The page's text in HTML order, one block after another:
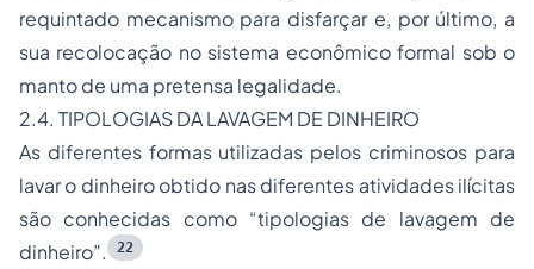
requintado mecanismo para disfarçar e, por último, a
sua recolocação no sistema econômico formal sob o
manto de uma pretensa legalidade.
2.4. TIPOLOGIAS DA LAVAGEM DE DINHEIRO
As diferentes formas utilizadas pelos criminosos para
lavar o dinheiro obtido nas diferentes atividades ilícitas
são conhecidas como “tipologias de lavagem de
dinheiro”. 22